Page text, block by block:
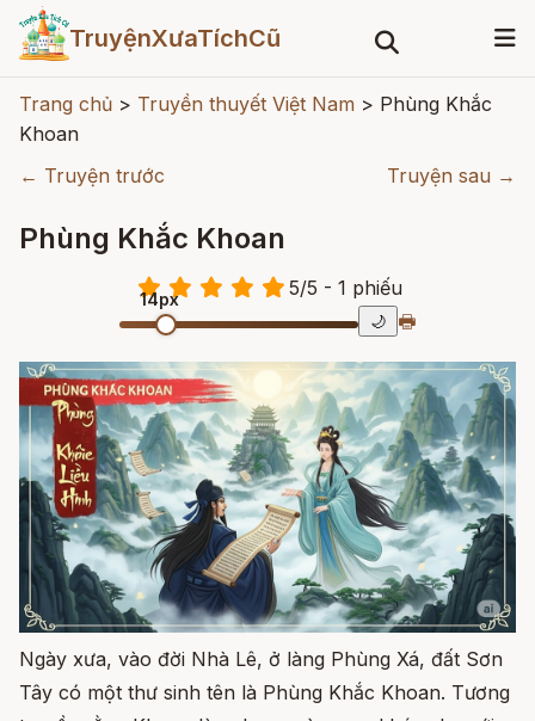
TruyệnXưaTíchCũ
Trang chủ > Truyền thuyết Việt Nam > Phùng Khắc
Khoan
← Truyện trước
Truyện sau →
Phùng Khắc Khoan
5/5 - 1 phiếu
14px
🌙 🖶
Ngày xưa, vào đời Nhà Lê, ở làng Phùng Xá, đất Sơn
Tây có một thư sinh tên là Phùng Khắc Khoan. Tương